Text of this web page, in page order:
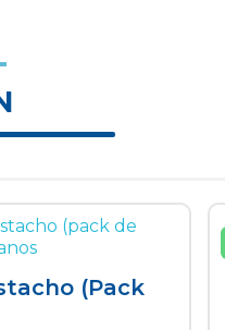
(pack